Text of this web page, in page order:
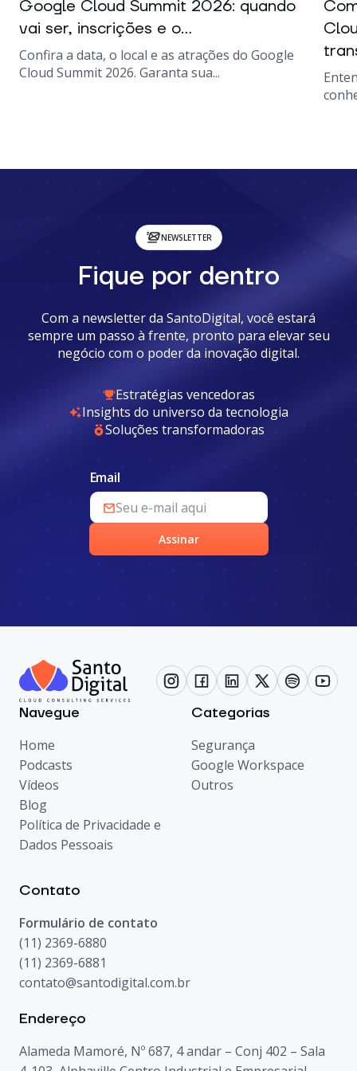
Google Cloud Summit 2026: quando
vai ser, inscrições e o...
Confira a data, o local e as atrações do Google
Cloud Summit 2026. Garanta sua...
NEWSLETTER
Fique por dentro
Com a newsletter da SantoDigital, você estará
sempre um passo à frente, pronto para elevar seu
negócio com o poder da inovação digital.
Estratégias vencedoras
Insights do universo da tecnologia
Soluções transformadoras
Email
Assinar
Navegue
Home
Podcasts
Vídeos
Blog
Política de Privacidade e
Dados Pessoais
Categorias
Segurança
Google Workspace
Outros
Contato
Formulário de contato
(11) 2369-6880
(11) 2369-6881
contato@santodigital.com.br
Endereço
Alameda Mamoré, Nº 687, 4 andar – Conj 402 – Sala